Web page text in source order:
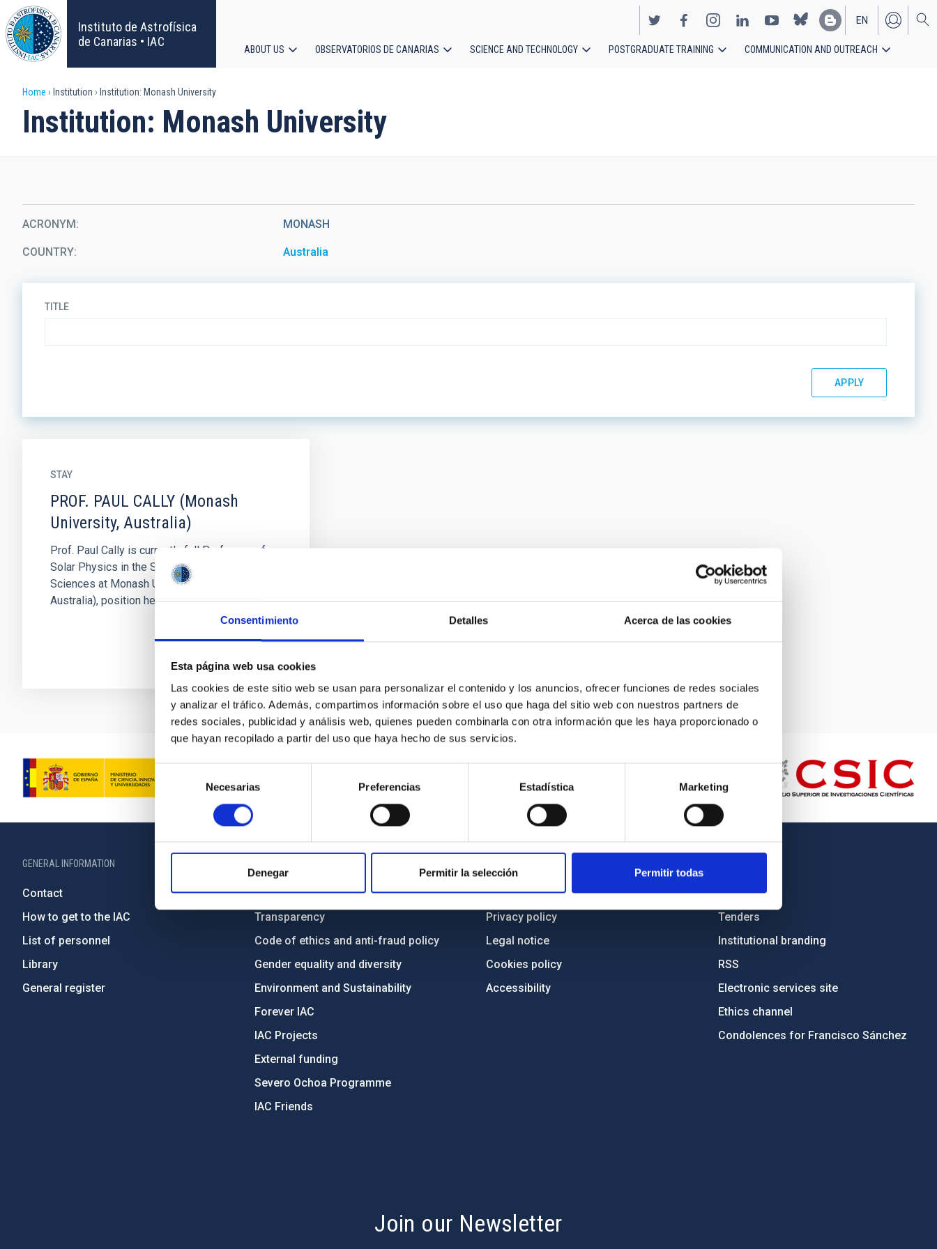
Consentimiento Detalles Acerca de las cookies
Esta página web usa cookies
Las cookies de este sitio web se usan para personalizar el contenido y los anuncios, ofrecer funciones de redes sociales
y analizar el tráfico. Además, compartimos información sobre el uso que haga del sitio web con nuestros partners de
redes sociales, publicidad y análisis web, quienes pueden combinarla con otra información que les haya proporcionado o
que hayan recopilado a partir del uso que haya hecho de sus servicios.
consentimiento
Necesarias Preferencias Estadística Marketing
Denegar Permitir la selección Permitir todas
Skip
to
main
content
Instituto de Astrofísica
de Canarias • IAC
EN
ES
navigation
ABOUT US OBSERVATORIOS DE CANARIAS SCIENCE AND TECHNOLOGY POSTGRADUATE TRAINING COMMUNICATION AND OUTREACH
Breadcrumb
Home Institution Institution: Monash University
Institution: Monash University
ACRONYM MONASH
COUNTRY Australia
TITLE
STAY
PROF. PAUL CALLY (Monash
University, Australia)
Prof. Paul Cally is currently full Professor of
Solar Physics in the School of Mathematical
Sciences at Monash University (Melbourne,
Australia), position he...
GENERAL INFORMATION
Contact
How to get to the IAC
List of personnel
Library
General register
Legislation
Transparency
Code of ethics and anti-fraud policy
Gender equality and diversity
Environment and Sustainability
Forever IAC
IAC Projects
External funding
Severo Ochoa Programme
IAC Friends
Sitemap
Privacy policy
Legal notice
Cookies policy
Accessibility
Employment
Tenders
Institutional branding
RSS
Electronic services site
Ethics channel
Condolences for Francisco Sánchez
Join our Newsletter